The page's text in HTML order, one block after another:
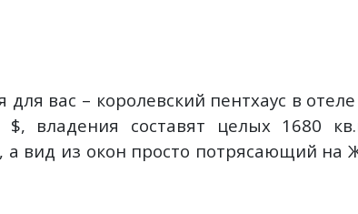
вас – королевский пентхаус в
владения составят целых 1680
вид из окон просто потрясающий на